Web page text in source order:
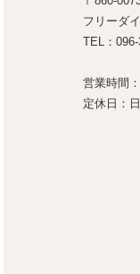
フリーダ
TEL：
営業時間
定休日：